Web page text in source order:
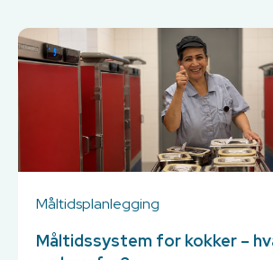
Måltidsplanlegging
Måltidssystem for kokker –